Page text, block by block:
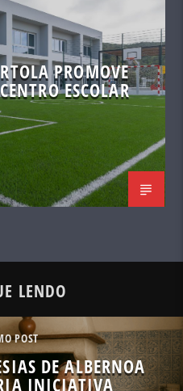
PROMOVE
ESCOLAR
LENDO
POST
DE ALBERNOA
INICIATIVA